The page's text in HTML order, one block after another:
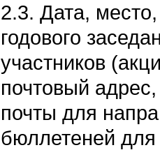
2.3. Дата,
годового
участников
почтовый
почты для
бюллетеней для